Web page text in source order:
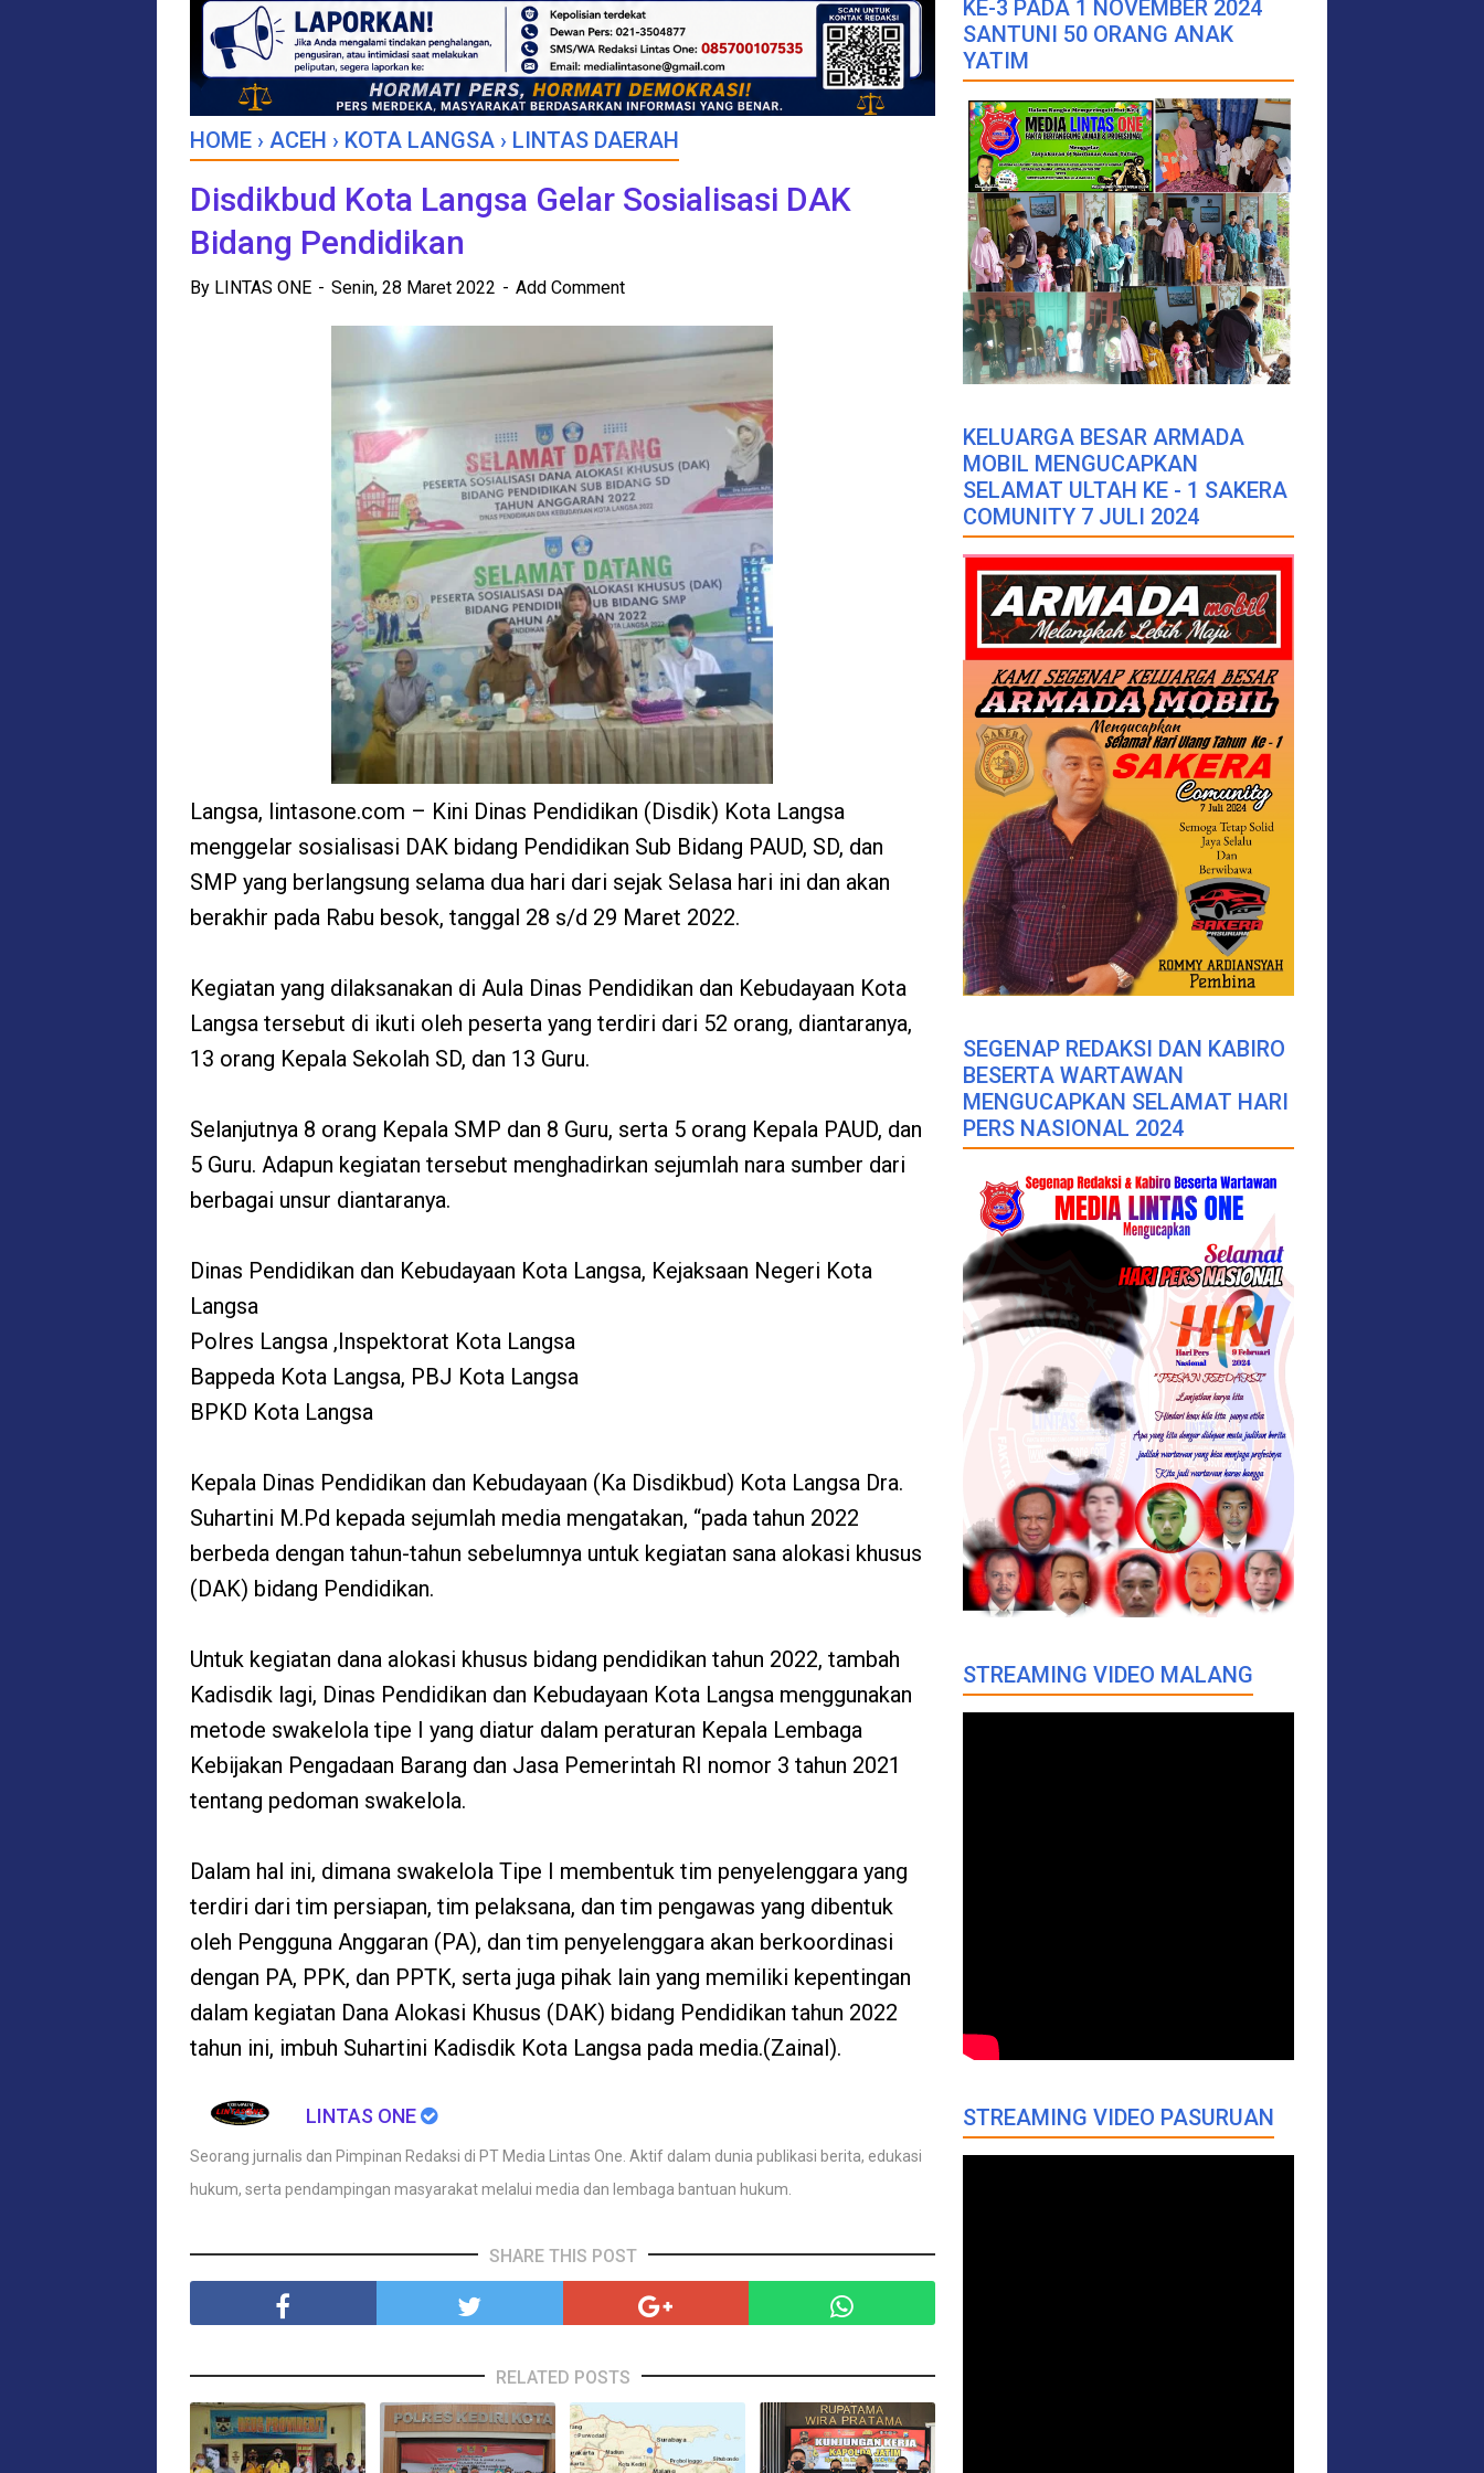
HOME › ACEH › KOTA LANGSA › LINTAS DAERAH
Disdikbud Kota Langsa Gelar Sosialisasi DAK
Bidang Pendidikan
By LINTAS ONE Senin, 28 Maret 2022 Add Comment
Langsa, lintasone.com – Kini Dinas Pendidikan (Disdik) Kota Langsa
menggelar sosialisasi DAK bidang Pendidikan Sub Bidang PAUD, SD, dan
SMP yang berlangsung selama dua hari dari sejak Selasa hari ini dan akan
berakhir pada Rabu besok, tanggal 28 s/d 29 Maret 2022.
Kegiatan yang dilaksanakan di Aula Dinas Pendidikan dan Kebudayaan Kota
Langsa tersebut di ikuti oleh peserta yang terdiri dari 52 orang, diantaranya,
13 orang Kepala Sekolah SD, dan 13 Guru.
Selanjutnya 8 orang Kepala SMP dan 8 Guru, serta 5 orang Kepala PAUD, dan
5 Guru. Adapun kegiatan tersebut menghadirkan sejumlah nara sumber dari
berbagai unsur diantaranya.
Dinas Pendidikan dan Kebudayaan Kota Langsa, Kejaksaan Negeri Kota
Langsa
Polres Langsa ,Inspektorat Kota Langsa
Bappeda Kota Langsa, PBJ Kota Langsa
BPKD Kota Langsa
Kepala Dinas Pendidikan dan Kebudayaan (Ka Disdikbud) Kota Langsa Dra.
Suhartini M.Pd kepada sejumlah media mengatakan, “pada tahun 2022
berbeda dengan tahun-tahun sebelumnya untuk kegiatan sana alokasi khusus
(DAK) bidang Pendidikan.
Untuk kegiatan dana alokasi khusus bidang pendidikan tahun 2022, tambah
Kadisdik lagi, Dinas Pendidikan dan Kebudayaan Kota Langsa menggunakan
metode swakelola tipe I yang diatur dalam peraturan Kepala Lembaga
Kebijakan Pengadaan Barang dan Jasa Pemerintah RI nomor 3 tahun 2021
tentang pedoman swakelola.
Dalam hal ini, dimana swakelola Tipe I membentuk tim penyelenggara yang
terdiri dari tim persiapan, tim pelaksana, dan tim pengawas yang dibentuk
oleh Pengguna Anggaran (PA), dan tim penyelenggara akan berkoordinasi
dengan PA, PPK, dan PPTK, serta juga pihak lain yang memiliki kepentingan
dalam kegiatan Dana Alokasi Khusus (DAK) bidang Pendidikan tahun 2022
tahun ini, imbuh Suhartini Kadisdik Kota Langsa pada media.(Zainal).
LINTAS ONE
Seorang jurnalis dan Pimpinan Redaksi di PT Media Lintas One. Aktif dalam dunia publikasi berita, edukasi
hukum, serta pendampingan masyarakat melalui media dan lembaga bantuan hukum.
SHARE THIS POST
RELATED POSTS
KE-3 PADA 1 NOVEMBER 2024
SANTUNI 50 ORANG ANAK
YATIM
KELUARGA BESAR ARMADA
MOBIL MENGUCAPKAN
SELAMAT ULTAH KE - 1 SAKERA
COMUNITY 7 JULI 2024
SEGENAP REDAKSI DAN KABIRO
BESERTA WARTAWAN
MENGUCAPKAN SELAMAT HARI
PERS NASIONAL 2024
STREAMING VIDEO MALANG
STREAMING VIDEO PASURUAN